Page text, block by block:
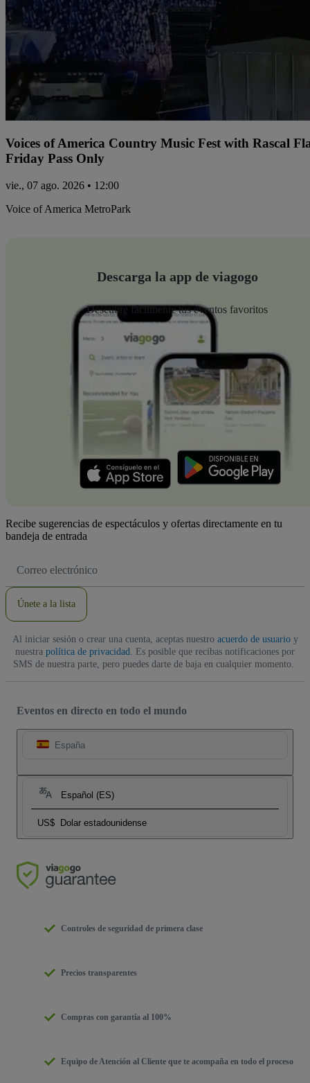
Voices of America Country Music Fest with Rascal
Friday Pass Only
vie., 07 ago. 2026 • 12:00
Voice of America MetroPark
Descarga la app de viagogo
Descubre fácilmente tus eventos favoritos
Recibe sugerencias de espectáculos y ofertas directamente en tu
bandeja de entrada
de
Únete a la lista
Al iniciar sesión o crear una cuenta, aceptas nuestro acuerdo de usuarioy
nuestra política de privacidad. Es posible que recibas notificaciones por
SMS de nuestra parte, pero puedes darte de baja en cualquier momento.
Eventos en directo en todo el mundo
España
Español (ES)
US$ Dolar estadounidense
Controles de seguridad de primera clase
Precios transparentes
Compras con garantía al 100%
Equipo de Atención al Cliente que te acompaña en todo el proceso